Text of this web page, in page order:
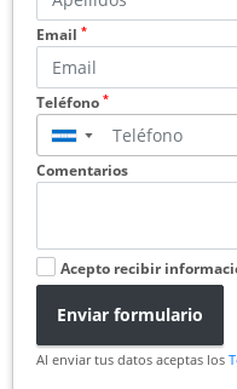
Email *
Teléfono *
▼
Comentarios
Acepto recibir
Enviar formulario
Al enviar tus datos aceptas los